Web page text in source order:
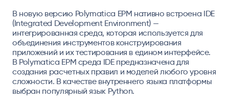
В новую версию Polymatica EPM нативно встроена IDE
(Integrated Development Environment) —
интегрированная среда, которая используется для
объединения инструментов конструирования
приложений и их тестирования в едином интерфейсе.
В Polymatica EPM среда IDE предназначена для
создания расчетных правил и моделей любого уровня
сложности. В качестве внутреннего языка платформы
выбран популярный язык Python.